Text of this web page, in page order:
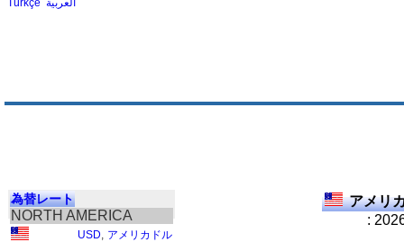
為替レート
NORTH AMERICA
USD アメリカドル
アメリ
: